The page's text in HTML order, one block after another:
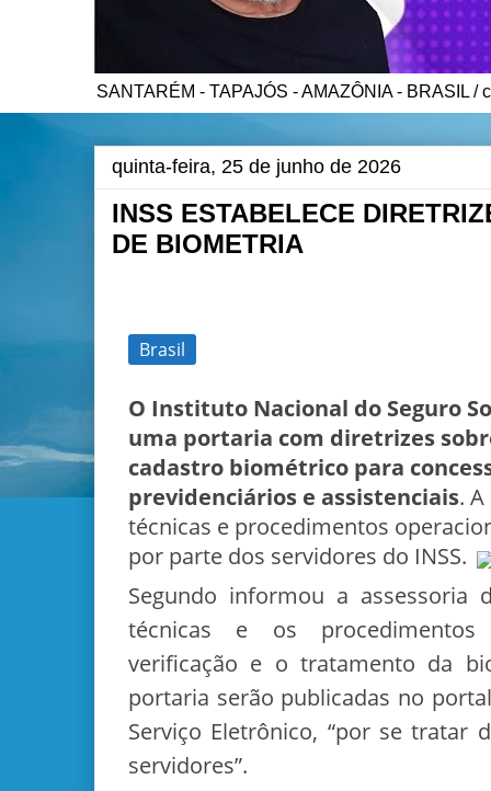
SANTARÉM - TAPAJÓS - AMAZÔNIA - BRASIL /
quinta-feira, 25 de junho de 2026
INSS ESTABELECE
DE BIOMETRIA
Brasil
O Instituto Nacional do Seguro
uma portaria com diretrizes
cadastro biométrico para
previdenciários e assistenciais.
técnicas e procedimentos
por parte dos servidores do INSS.
Segundo informou a assessoria
técnicas e os
verificação e o tratamento da
portaria serão publicadas no
Serviço Eletrônico, “por se tratar
servidores”.